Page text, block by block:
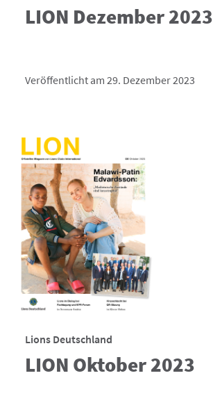
LION Dezember 2023
Veröffentlicht am 29. Dezember 2023
Lions Deutschland
LION Oktober 2023